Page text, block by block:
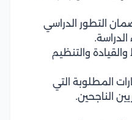
التطور الدراسي
الدراسة.
والتنظيم
المطلوبة التي
الناجحين.